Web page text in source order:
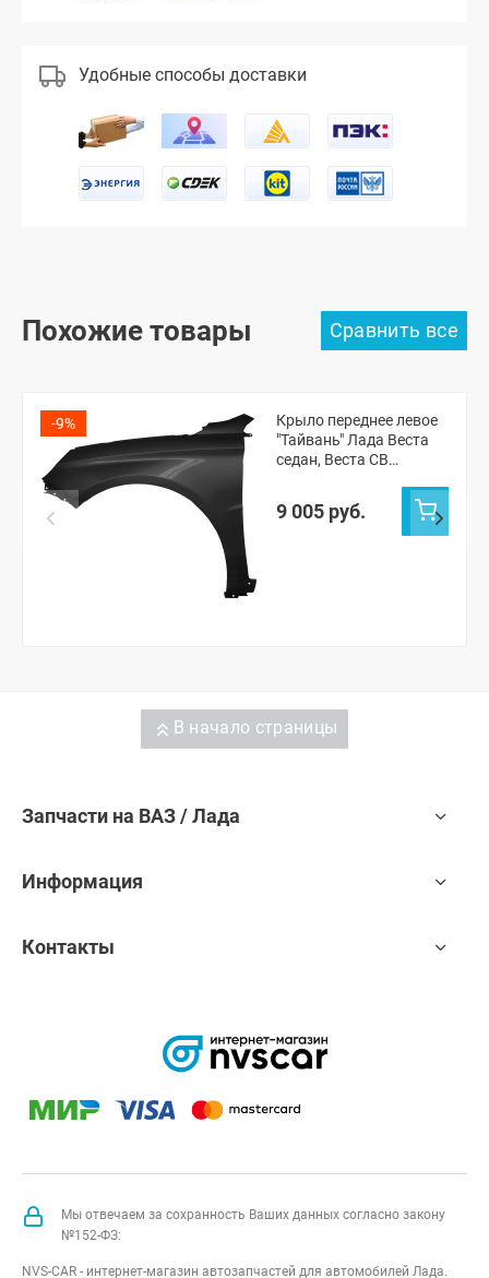
Удобные способы доставки
Похожие товары
-9%
Крыло переднее левое
"Тайвань" Лада Веста
седан, Веста СВ
(неокрашенное)
9 005 руб.
В начало страницы
Запчасти на ВАЗ / Лада
Информация
Контакты
Мы отвечаем за сохранность Ваших данных согласно закону
№152-ФЗ:
NVS-CAR - интернет-магазин автозапчастей для автомобилей Лада.